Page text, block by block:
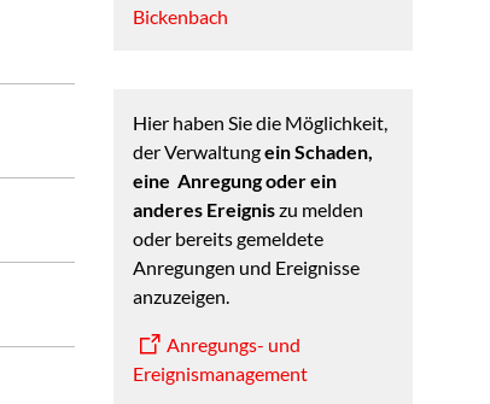
Bickenbach
Hier haben Sie die Möglichkeit,
der Verwaltungein Schaden,
eine Anregung oder ein
anderes Ereigniszu melden
oder bereits gemeldete
Anregungen und Ereignisse
anzuzeigen.
Anregungs- und
Ereignismanagement